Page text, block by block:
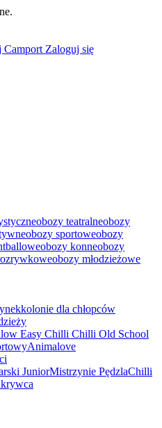
Zaloguj się
obozy teatralneobozy
obozy sportoweobozy
obozy konneobozy
obozy młodzieżowe
kolonie dla chłopców
Easy Chilli Chilli Old School
Animalove
JuniorMistrzynie PędzlaChilli